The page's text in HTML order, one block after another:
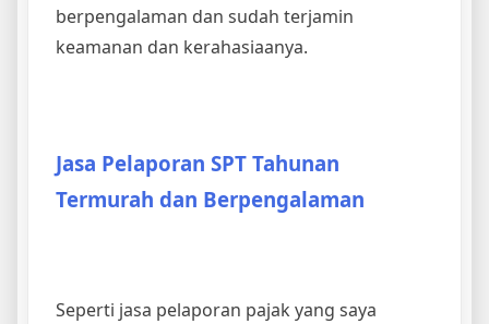
berpengalaman dan sudah terjamin
keamanan dan kerahasiaanya.
Jasa Pelaporan SPT Tahunan
Termurah dan Berpengalaman
Seperti jasa pelaporan pajak yang saya